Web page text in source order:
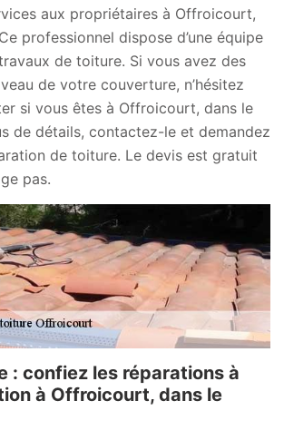
aux propriétaires à Offroicourt,
professionnel dispose d’une équipe
de toiture. Si vous avez des
de votre couverture, n’hésitez
si vous êtes à Offroicourt, dans le
de détails, contactez-le et demandez
de toiture. Le devis est gratuit
pas.
: confiez les réparations à
à Offroicourt, dans le